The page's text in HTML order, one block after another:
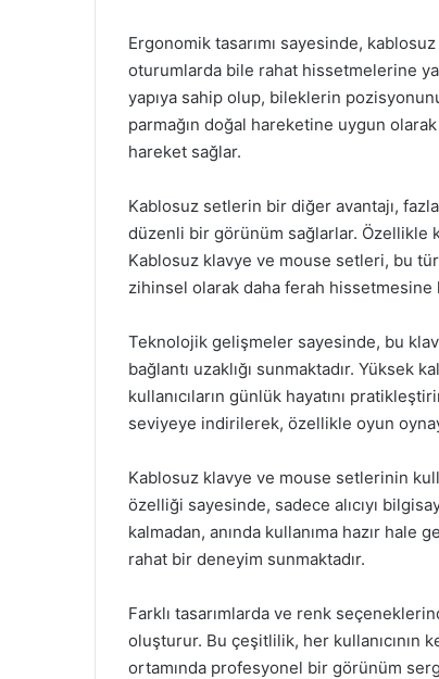
Ergonomik tasarımı sayesinde,
oturumlarda bile rahat hissetmelerine
yapıya sahip olup, bileklerin
parmağın doğal hareketine uygun
hareket sağlar.
Kablosuz setlerin bir diğer avantajı, fazla
düzenli bir görünüm sağlarlar. Özellikle
Kablosuz klavye ve mouse setleri, bu
zihinsel olarak daha ferah hissetmesine
Teknolojik gelişmeler sayesinde, bu
bağlantı uzaklığı sunmaktadır. Yüksek
kullanıcıların günlük hayatını
seviyeye indirilerek, özellikle oyun
Kablosuz klavye ve mouse setlerinin
özelliği sayesinde, sadece alıcıyı
kalmadan, anında kullanıma hazır hale
rahat bir deneyim sunmaktadır.
Farklı tasarımlarda ve renk
oluşturur. Bu çeşitlilik, her kullanıcının
ortamında profesyonel bir görünüm